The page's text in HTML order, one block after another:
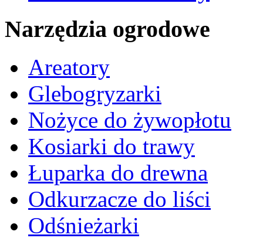
Narzędzia ogrodowe
Areatory
Glebogryzarki
Nożyce do żywopłotu
Kosiarki do trawy
Łuparka do drewna
Odkurzacze do liści
Odśnieżarki